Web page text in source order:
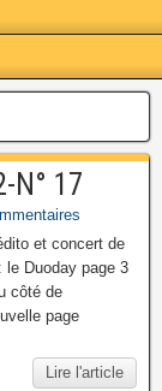
N° 17
et concert de
le Duoday page 3
côté de
page
Lire l'article